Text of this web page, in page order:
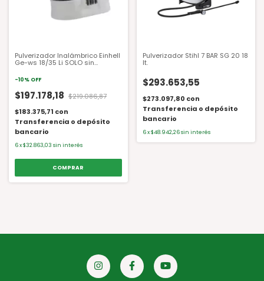
Pulverizador Inalámbrico Einhell
Ge-ws 18/35 Li SOLO sin
-10% OFF
$197.178,18 $219.086,87
$183.375,71 con
Transferencia o depósito
bancario
6x$32.863,03 sin interés
Pulverizador Stihl 7 BAR SG 20 18
lt.
$293.653,55
$273.097,80 con
Transferencia o depósito
bancario
6 x$48.942,26 sin interés